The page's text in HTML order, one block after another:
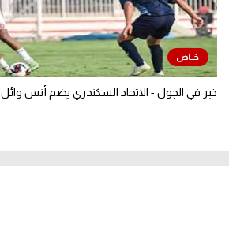
خبر في الجول - الاتحاد السكندري يضم أنس وائل